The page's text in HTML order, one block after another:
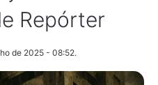
Repórter
de 2025 - 08:52.